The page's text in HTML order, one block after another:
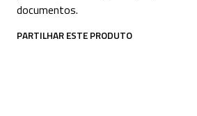
documentos.
PARTILHAR ESTE PRODUTO